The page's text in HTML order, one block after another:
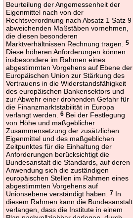
Beurteilung der Angemessenheit der
Eigenmittel nach von der
Rechtsverordnung nach Absatz 1 Satz 9
abweichenden Maßstäben vornehmen,
die diesen besonderen
Marktverhältnissen Rechnung tragen.5
Diese höheren Anforderungen können
insbesondere im Rahmen eines
abgestimmten Vorgehens auf Ebene der
Europäischen Union zur Stärkung des
Vertrauens in die Widerstandsfähigkeit
des europäischen Bankensektors und
zur Abwehr einer drohenden Gefahr für
die Finanzmarktstabilität in Europa
verlangt werden.6 Bei der Festlegung
von Höhe und maßgeblicher
Zusammensetzung der zusätzlichen
Eigenmittel und des maßgeblichen
Zeitpunktes für die Einhaltung der
Anforderungen berücksichtigt die
Bundesanstalt die Standards, auf deren
Anwendung sich die zuständigen
europäischen Stellen im Rahmen eines
abgestimmten Vorgehens auf
Unionsebene verständigt haben.7 In
diesem Rahmen kann die Bundesanstalt
verlangen, dass die Institute in einem